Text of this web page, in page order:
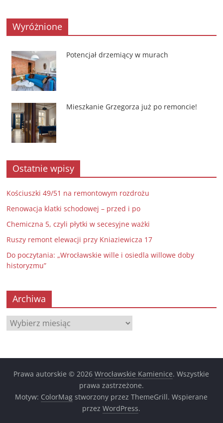
Wyróżnione
Potencjał drzemiący w murach
Mieszkanie Grzegorza już po remoncie!
Ostatnie wpisy
Kościuszki 49/51 na remontowym rozdrożu
Renowacja klatki schodowej – przed i po
Chemiczna 5, czyli płytki w secesyjne ważki
Ruszy remont elewacji przy Kniaziewicza 17
Do poczytania: „Wrocławskie wille i osiedla willowe doby
historyzmu”
Archiwa
Archiwa
Prawa autorskie © 2026Wrocławskie Kamienice. Wszystkie
prawa zastrzeżone.
Motyw: ColorMag stworzony przez ThemeGrill. Wspierane
przezWordPress.